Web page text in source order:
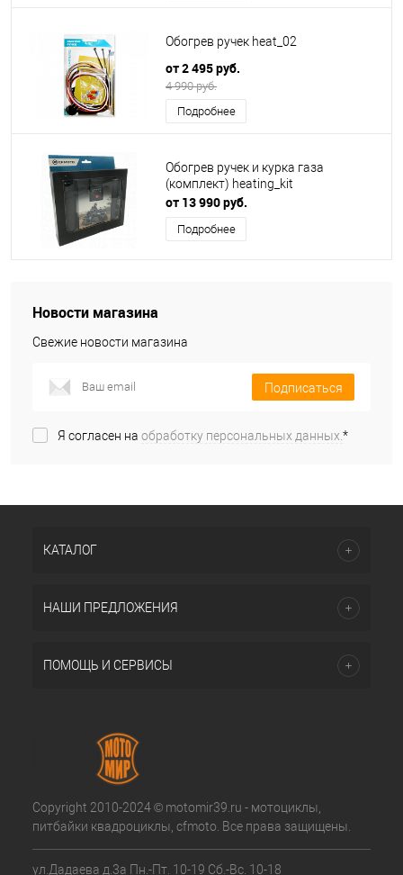
Обогрев ручек heat_02
от 2 495 руб.
4 990 руб.
Подробнее
Обогрев ручек и курка газа
(комплект) heating_kit
от 13 990 руб.
Подробнее
Новости магазина
Свежие новости магазина
Подписаться
Я согласен на обработку персональных данных.*
КАТАЛОГ
НАШИ ПРЕДЛОЖЕНИЯ
ПОМОЩЬ И СЕРВИСЫ
Copyright 2010-2024 © motomir39.ru - мотоциклы,
питбайки квадроциклы, cfmoto. Все права защищены.
ул.Дадаева д.3а Пн.-Пт. 10-19 Сб.-Вс. 10-18